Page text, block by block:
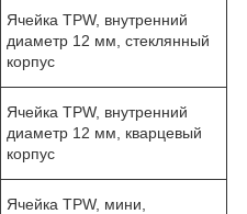
Ячейка TPW, внутренний
диаметр 12 мм, стеклянный
корпус
Ячейка TPW, внутренний
диаметр 12 мм, кварцевый
корпус
Ячейка TPW, мини,